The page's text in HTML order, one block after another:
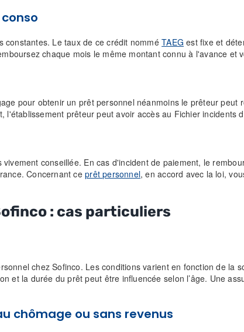
constantes. Le taux de ce crédit nomméTAEG est fixe et
chaque mois le même montant connu à l'avance et
pour obtenir un prêt personnel néanmoins le prêteur
prêteur peut avoir accès au Fichier incidents
conseillée. En cas d'incident de paiement, le
Concernant ceprêt personnel, en accord avec la loi,
: cas particuliers
chez Sofinco. Les conditions varient en fonction de la
et la durée du prêt peut être influencée selon l’âge. Une
chômage ou sans revenus